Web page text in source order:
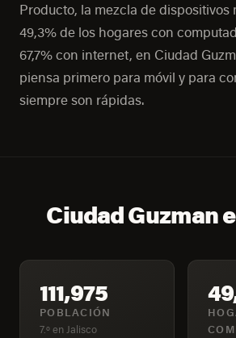
Producto, la mezcla de dispositivos
49,3% de los hogares con
67,7% con internet, en Ciudad
piensa primero para móvil y para
siempre son rápidas.
Ciudad Guzman
111,975
POBLACIÓN
7.º en Jalisco